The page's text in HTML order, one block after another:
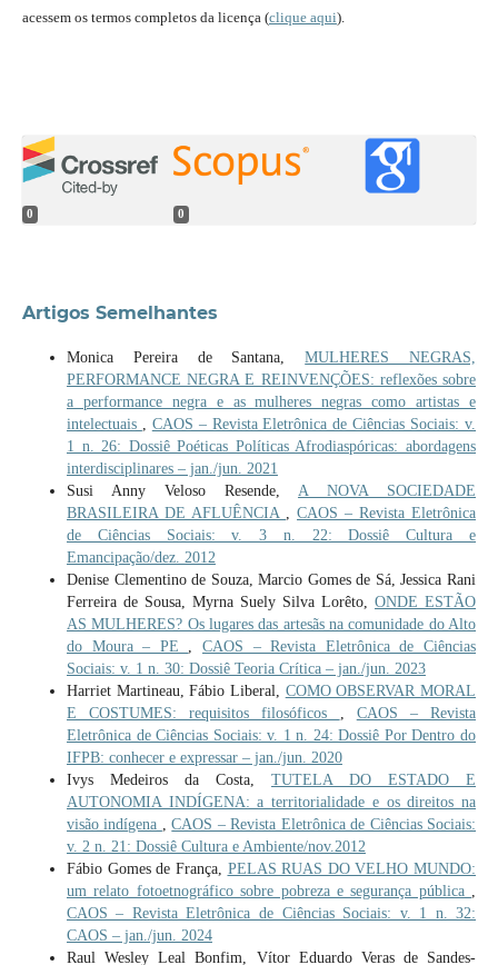
acessem os termos completos da licença (clique aqui).
0 0
Artigos Semelhantes
Monica Pereira de Santana,MULHERES NEGRAS,
PERFORMANCE NEGRA E REINVENÇÕES: reflexões sobre
a performance negra e as mulheres negras como artistas e
intelectuais
CAOS – Revista Eletrônica de Ciências Sociais: v.
1 n. 26: Dossiê Poéticas Políticas Afrodiaspóricas: abordagens
interdisciplinares – jan./jun. 2021
Susi Anny Veloso Resende, A NOVA SOCIEDADE
BRASILEIRA DE AFLUÊNCIA
,CAOS – Revista Eletrônica
de Ciências Sociais: v. 3 n. 22: Dossiê Cultura e
Emancipação/dez. 2012
Denise Clementino de Souza, Marcio Gomes de Sá, Jessica Rani
Ferreira de Sousa, Myrna Suely Silva Lorêto,ONDE ESTÃO
AS MULHERES? Os lugares das artesãs na comunidade do Alto
do Moura – PE
,CAOS – Revista Eletrônica de Ciências
Sociais: v. 1 n. 30: Dossiê Teoria Crítica – jan./jun. 2023
Harriet Martineau, Fábio Liberal, COMO OBSERVAR MORAL
E COSTUMES: requisitos filosóficos
CAOS – Revista
Eletrônica de Ciências Sociais: v. 1 n. 24: Dossiê Por Dentro do
IFPB: conhecer e expressar – jan./jun. 2020
Ivys Medeiros da Costa,TUTELA DO ESTADO E
AUTONOMIA INDÍGENA: a territorialidade e os direitos na
visão indígena
,CAOS – Revista Eletrônica de Ciências Sociais:
v. 2 n. 21: Dossiê Cultura e Ambiente/nov.2012
Fábio Gomes de França, PELAS RUAS DO VELHO MUNDO:
um relato fotoetnográfico sobre pobreza e segurança pública
CAOS – Revista Eletrônica de Ciências Sociais: v. 1 n. 32:
CAOS – jan./jun. 2024
Raul Wesley Leal Bonfim, Vítor Eduardo Veras de Sandes-